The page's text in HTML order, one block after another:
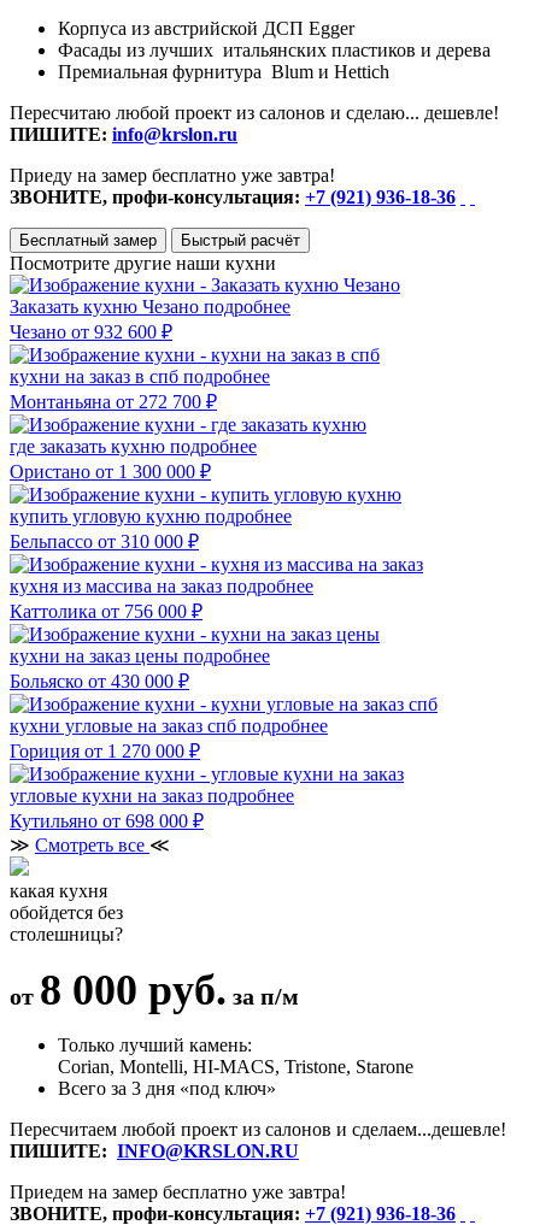
Корпуса из австрийской ДСП Egger
Фасады из лучших итальянских пластиков и дерева
Премиальная фурнитура Blum и Hettich
Пересчитаю любой проект из салонов и сделаю... дешевле!
ПИШИТЕ: info@krslon.ru
Приеду на замер бесплатно уже завтра!
ЗВОНИТЕ, профи-консультация: +7 (921) 936-18-36
Бесплатный замер Быстрый расчёт
Посмотрите другие наши кухни
Заказать кухню Чезано подробнее
Чезано от 932 600 ₽
кухни на заказ в спб подробнее
Монтаньяна от 272 700 ₽
где заказать кухню подробнее
Ористано от 1 300 000 ₽
купить угловую кухню подробнее
Бельпассо от 310 000 ₽
кухня из массива на заказ подробнее
Каттолика от 756 000 ₽
кухни на заказ цены подробнее
Больяско от 430 000 ₽
кухни угловые на заказ спб подробнее
Гориция от 1 270 000 ₽
угловые кухни на заказ подробнее
Кутильяно от 698 000 ₽
≫ Смотреть все ≪
какая кухня
обойдется без
столешницы?
от 8 000 руб. за п/м
Только лучший камень:
Corian, Montelli, HI-MACS, Tristone, Starone
Всего за 3 дня «под ключ»
Пересчитаем любой проект из салонов и сделаем...дешевле!
ПИШИТЕ: INFO@KRSLON.RU
Приедем на замер бесплатно уже завтра!
ЗВОНИТЕ, профи-консультация: +7 (921) 936-18-36